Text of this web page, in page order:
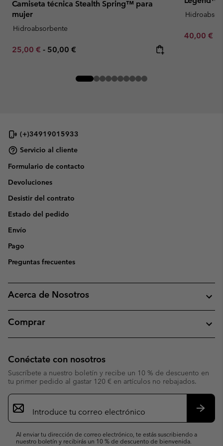
Camiseta técnica Stealth Spring™ para
mujer
Hidroabsorbente
Minimum sale price:
25,00 € - Maximum price:
50,00 €
Minimum
40,00 €
(+)34919015933
Servicio al cliente
Formulario de contacto
Devoluciones
Desistir del contrato
Estado del pedido
Envío
Pago
Preguntas frecuentes
Acerca de Nosotros
Comprar
Conéctate con nosotros
Suscríbete a nuestro boletín y recibe un 10 % de descuento en
tu primer pedido al gastar 120 € en artículos no rebajados.
Suscripción
de
correo
Al enviar tu dirección de correo electrónico, te estás suscribiendo a
nuestro boletín y recibirás un 10 % de descuento de bienvenida.